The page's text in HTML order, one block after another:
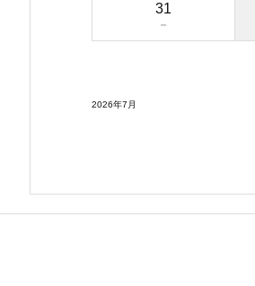
31
－
2026年7月